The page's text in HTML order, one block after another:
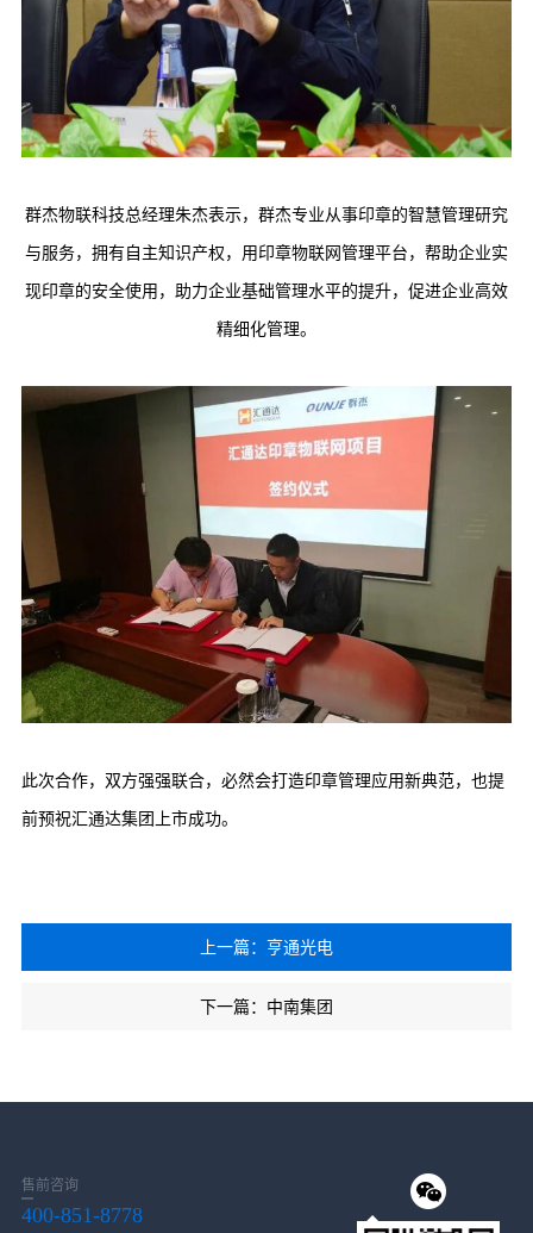
群杰物联科技总经理朱杰表示，群杰专业从事印章的智慧管理研究
与服务，拥有自主知识产权，用印章物联网管理平台，帮助企业实
现印章的安全使用，助力企业基础管理水平的提升，促进企业高效
精细化管理。
此次合作，双方强强联合，必然会打造印章管理应用新典范，也提
前预祝汇通达集团上市成功。
上一篇：亨通光电
下一篇：中南集团
售前咨询
400-851-8778